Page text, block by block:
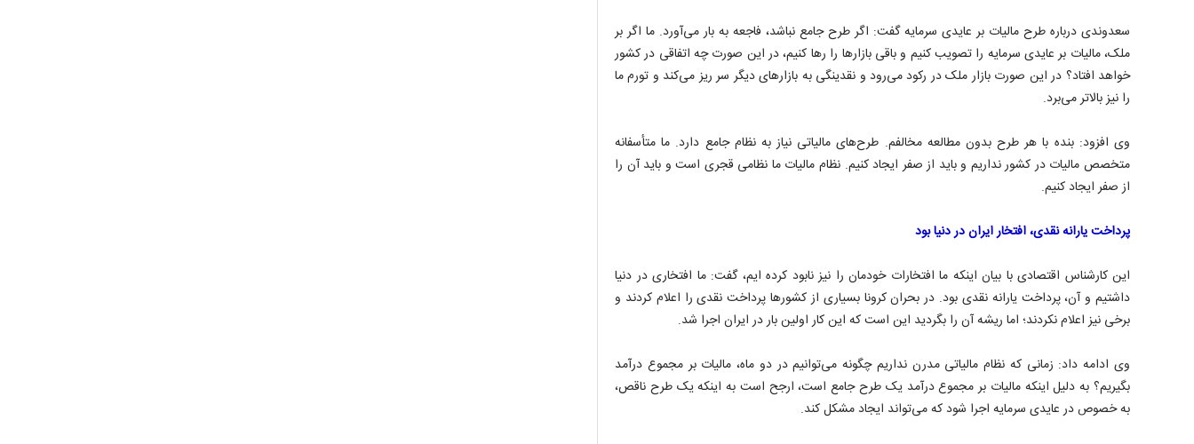
سعدوندی درباره طرح مالیات بر عایدی سرمایه گفت: اگر طرح جامع نباشد، فاجعه به بار می‌آورد. ما اگر بر
ملک، مالیات بر عایدی سرمایه را تصویب کنیم و باقی بازارها را رها کنیم، در این صورت چه اتفاقی در کشور
خواهد افتاد؟ در این صورت بازار ملک در رکود می‌رود و نقدینگی به بازارهای دیگر سر ریز می‌کند و تورم ما
را نیز بالاتر می‌برد.
وی افزود: بنده با هر طرح بدون مطالعه مخالفم. طرح‌های مالیاتی نیاز به نظام جامع دارد. ما متأسفانه
متخصص مالیات در کشور نداریم و باید از صفر ایجاد کنیم. نظام مالیات ما نظامی قجری است و باید آن را
از صفر ایجاد کنیم.
پرداخت یارانه نقدی، افتخار ایران در دنیا بود
این کارشناس اقتصادی با بیان اینکه ما افتخارات خودمان را نیز نابود کرده ایم، گفت: ما افتخاری در دنیا
داشتیم و آن، پرداخت یارانه نقدی بود. در بحران کرونا بسیاری از کشورها پرداخت نقدی را اعلام کردند و
برخی نیز اعلام نکردند؛ اما ریشه آن را بگردید این است که این کار اولین بار در ایران اجرا شد.
وی ادامه داد: زمانی که نظام مالیاتی مدرن نداریم چگونه می‌توانیم در دو ماه، مالیات بر مجموع درآمد
بگیریم؟ به دلیل اینکه مالیات بر مجموع درآمد یک طرح جامع است، ارجح است به اینکه یک طرح ناقص،
به خصوص در عایدی سرمایه اجرا شود که می‌تواند ایجاد مشکل کند.